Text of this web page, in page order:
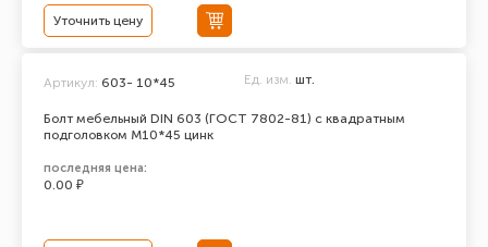
Уточнить цену
Болт мебельный DIN 603 (ГОСТ 7802-81) с квадратным
подголовком М10*45 цинк
Артикул: 603- 10*45 Ед. изм. шт.
последняя цена:
0.00 ₽